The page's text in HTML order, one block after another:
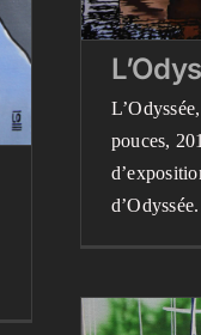
pouces,
d’Odyssée.